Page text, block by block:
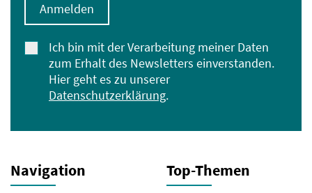
Ich bin mit der Verarbeitung meiner Daten
zum Erhalt des Newsletters einverstanden.
Hier geht es zu unserer
Datenschutzerklärung.
Anmelden
Navigation Top-Themen